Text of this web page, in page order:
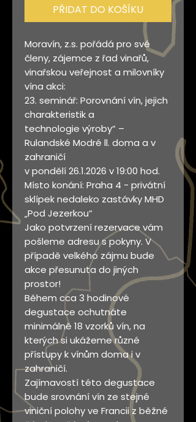
PŘIDAT DO KOŠÍKU
Moravín, z.s. pořádá pro své
členy, zájemce z řad vinařů,
vinařskou veřejnost a milovníky
vína akci:
23. seminář: Porovnání vín, jejich
charakteristik a
technologie výroby“ –
Rulandské Modré ll. doma a v
zahraničí
v pondělí 26.1.2026 v 19:00 hod.
Místo konání: Praha 4 - privátní
sklípek nedaleko zastávky MHD
„Pod Jezerkou“
Jako potvrzení rezervace vám
pošleme adresu s pokyny. V
případě velkého zájmu bude
akce přesunuta do jiných
prostor!
Během cca 3 hodinové
degustace ochutnáte
minimálně 18 vzorků vín, na
kterých si ukážeme různé
přístupy k vínům doma i v
zahraničí.
Zajímavostí této degustace
bude srovnání vín ze stejné
viniční polohy ve Francii z běžné